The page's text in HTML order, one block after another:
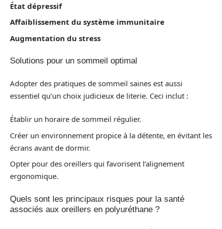
État dépressif
Affaiblissement du système immunitaire
Augmentation du stress
Solutions pour un sommeil optimal
Adopter des pratiques de sommeil saines est aussi
essentiel qu’un choix judicieux de literie. Ceci inclut :
Établir un horaire de sommeil régulier.
Créer un environnement propice à la détente, en évitant les
écrans avant de dormir.
Opter pour des oreillers qui favorisent l’alignement
ergonomique.
Quels sont les principaux risques pour la santé
associés aux oreillers en polyuréthane ?